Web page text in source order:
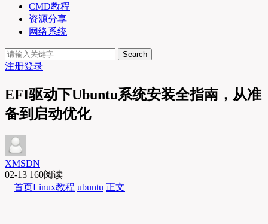
CMD教程
资源分享
网络系统
Search
注册登录
EFI驱动下Ubuntu系统安装全指南，从准
备到启动优化
XMSDN
02-13 160阅读
首页Linux教程 ubuntu 正文